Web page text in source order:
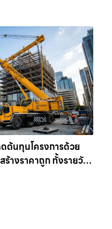
ต้นทุนโครงการด้วย
ร้างราคาถูก ทั้งรายวัน